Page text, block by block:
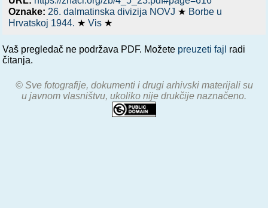
Oznake: 26. dalmatinska divizija NOVJ ★ Borbe u
Hrvatskoj 1944. ★Vis ★
Vaš pregledač ne podržava PDF. Možete preuzeti fajl radi
čitanja.
© Sve fotografije, dokumenti i drugi arhivski materijali su
u javnom vlasništvu, ukoliko nije drukčije naznačeno.